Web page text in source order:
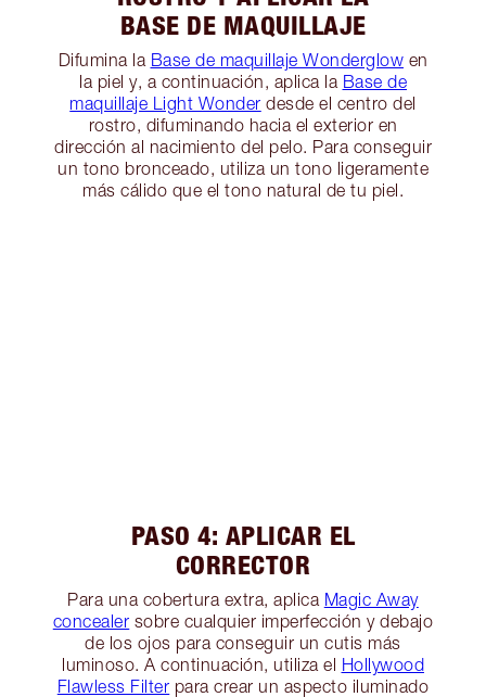
BASE DE MAQUILLAJE
Difumina la Base de maquillaje Wonderglow en
la piel y, a continuación, aplica la Base de
maquillaje Light Wonder desde el centro del
rostro, difuminando hacia el exterior en
dirección al nacimiento del pelo. Para conseguir
un tono bronceado, utiliza un tono ligeramente
más cálido que el tono natural de tu piel.
PASO 4: APLICAR EL
CORRECTOR
Para una cobertura extra, aplica Magic Away
concealer sobre cualquier imperfección y debajo
de los ojos para conseguir un cutis más
luminoso. A continuación, utiliza el Hollywood
Flawless Filter para crear un aspecto iluminado